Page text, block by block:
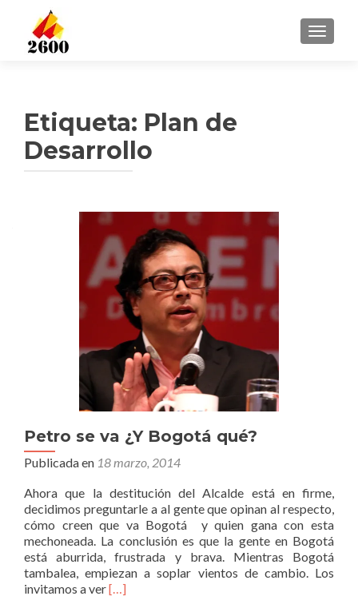
Etiqueta: Plan de
Desarrollo
Petro se va ¿Y Bogotá qué?
Publicada en 18 marzo, 2014
Ahora que la destitución del Alcalde está en firme,
decidimos preguntarle a al gente que opinan al respecto,
cómo creen que va Bogotá y quien gana con esta
mechoneada. La conclusión es que la gente en Bogotá
está aburrida, frustrada y brava. Mientras Bogotá
tambalea, empiezan a soplar vientos de cambio. Los
invitamos a verLeer
[…]